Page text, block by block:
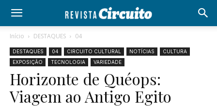
Início DESTAQUES 04
DESTAQUES 04 CIRCUITO CULTURAL NOTÍCIAS
CULTURA
EXPOSIÇÃO
TECNOLOGIA VARIEDADE
Horizonte de Quéops:
Viagem ao Antigo Egito